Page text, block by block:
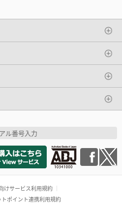
ル番号入力
けサービス利用規約
トポイント連携利用規約